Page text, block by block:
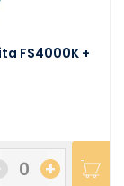
FS4000K +
+